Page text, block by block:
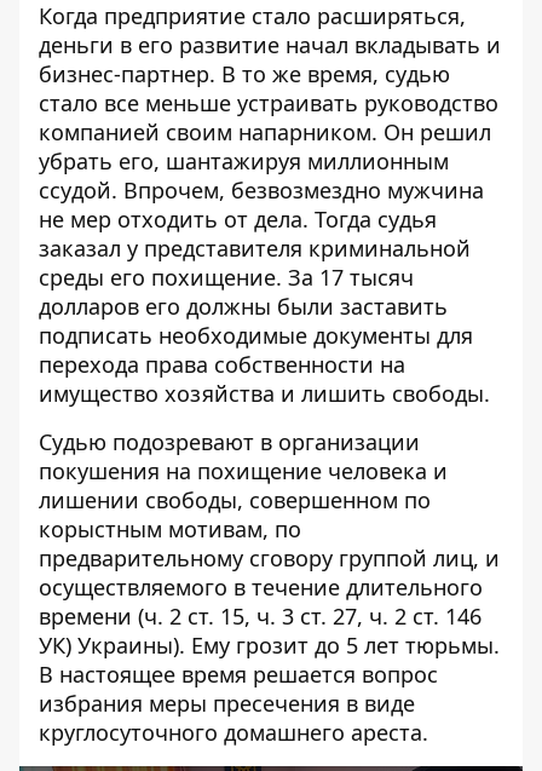
Когда предприятие стало расширяться,
деньги в его развитие начал вкладывать и
бизнес-партнер. В то же время, судью
стало все меньше устраивать руководство
компанией своим напарником. Он решил
убрать его, шантажируя миллионным
ссудой. Впрочем, безвозмездно мужчина
не мер отходить от дела. Тогда судья
заказал у представителя криминальной
среды его похищение. За 17 тысяч
долларов его должны были заставить
подписать необходимые документы для
перехода права собственности на
имущество хозяйства и лишить свободы.
Судью подозревают в организации
покушения на похищение человека и
лишении свободы, совершенном по
корыстным мотивам, по
предварительному сговору группой лиц, и
осуществляемого в течение длительного
времени (ч. 2 ст. 15, ч. 3 ст. 27, ч. 2 ст. 146
УК) Украины). Ему грозит до 5 лет тюрьмы.
В настоящее время решается вопрос
избрания меры пресечения в виде
круглосуточного домашнего ареста.